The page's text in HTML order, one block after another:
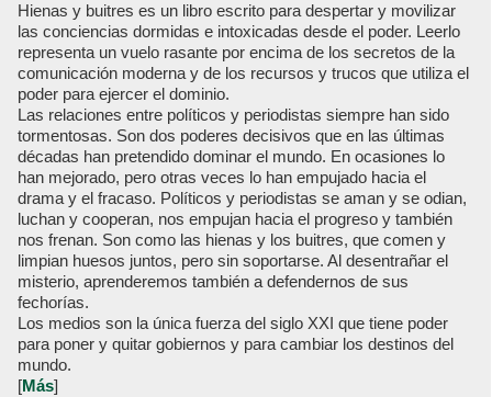
Hienas y buitres es un libro escrito para despertar y movilizar
las conciencias dormidas e intoxicadas desde el poder. Leerlo
representa un vuelo rasante por encima de los secretos de la
comunicación moderna y de los recursos y trucos que utiliza el
poder para ejercer el dominio.
Las relaciones entre políticos y periodistas siempre han sido
tormentosas. Son dos poderes decisivos que en las últimas
décadas han pretendido dominar el mundo. En ocasiones lo
han mejorado, pero otras veces lo han empujado hacia el
drama y el fracaso. Políticos y periodistas se aman y se odian,
luchan y cooperan, nos empujan hacia el progreso y también
nos frenan. Son como las hienas y los buitres, que comen y
limpian huesos juntos, pero sin soportarse. Al desentrañar el
misterio, aprenderemos también a defendernos de sus
fechorías.
Los medios son la única fuerza del siglo XXI que tiene poder
para poner y quitar gobiernos y para cambiar los destinos del
mundo.
[Más]